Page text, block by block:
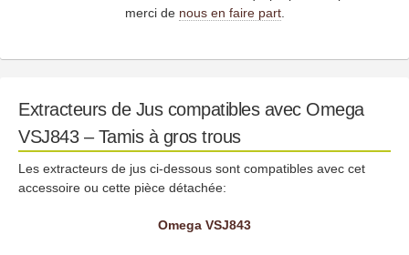
merci de nous en faire part.
Extracteurs de Jus compatibles avec Omega
VSJ843 – Tamis à gros trous
Les extracteurs de jus ci-dessous sont compatibles avec cet
accessoire ou cette pièce détachée:
Omega VSJ843